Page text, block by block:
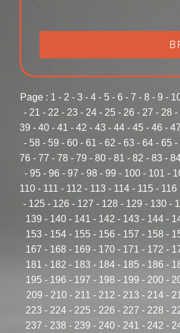
Page : 1 - 2 - 3- 4- 5- 6 - 7 - 8 - 9 -
- 21 - 22 - 23- 24- 25- 26 - 27 - 28-
39 - 40 - 41 - 42 - 43 - 44 - 45 - 46 - 47
- 58- 59 - 60- 61 - 62 - 63 - 64- 65-
76 - 77 - 78 - 79 - 80 - 81 - 82 - 83 -
- 95 - 96 - 97 - 98 - 99 - 100 - 101 -
110 - 111 - 112 - 113 - 114 - 115 - 116
- 125- 126- 127 - 128 - 129 - 130-
139 - 140 - 141 - 142 - 143 - 144 -
153 - 154 - 155 - 156 - 157 - 158 -
167 - 168 - 169 - 170 - 171 - 172 -
181 - 182 - 183 - 184 - 185 - 186 -
195 - 196 - 197 - 198 - 199 - 200 -
209 - 210- 211 - 212 - 213 - 214-
223 - 224 - 225 - 226 - 227 - 228 -
237 - 238 - 239 - 240 - 241 - 242 -